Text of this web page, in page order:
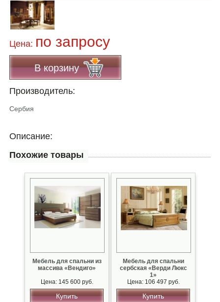
Цена: по запросу
В корзину
Производитель:
Сербия
Описание:
Похожие товары
Мебель для спальни из
массива «Вендиго»
Цена: 145 600 руб.
Купить
Мебель для спальни
сербская «Верди Люкс
1»
Цена: 106 497 руб.
Купить